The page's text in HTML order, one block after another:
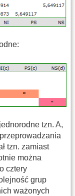
tzn. A,
tzn. zamiast
można
cztery
grup
ważonych